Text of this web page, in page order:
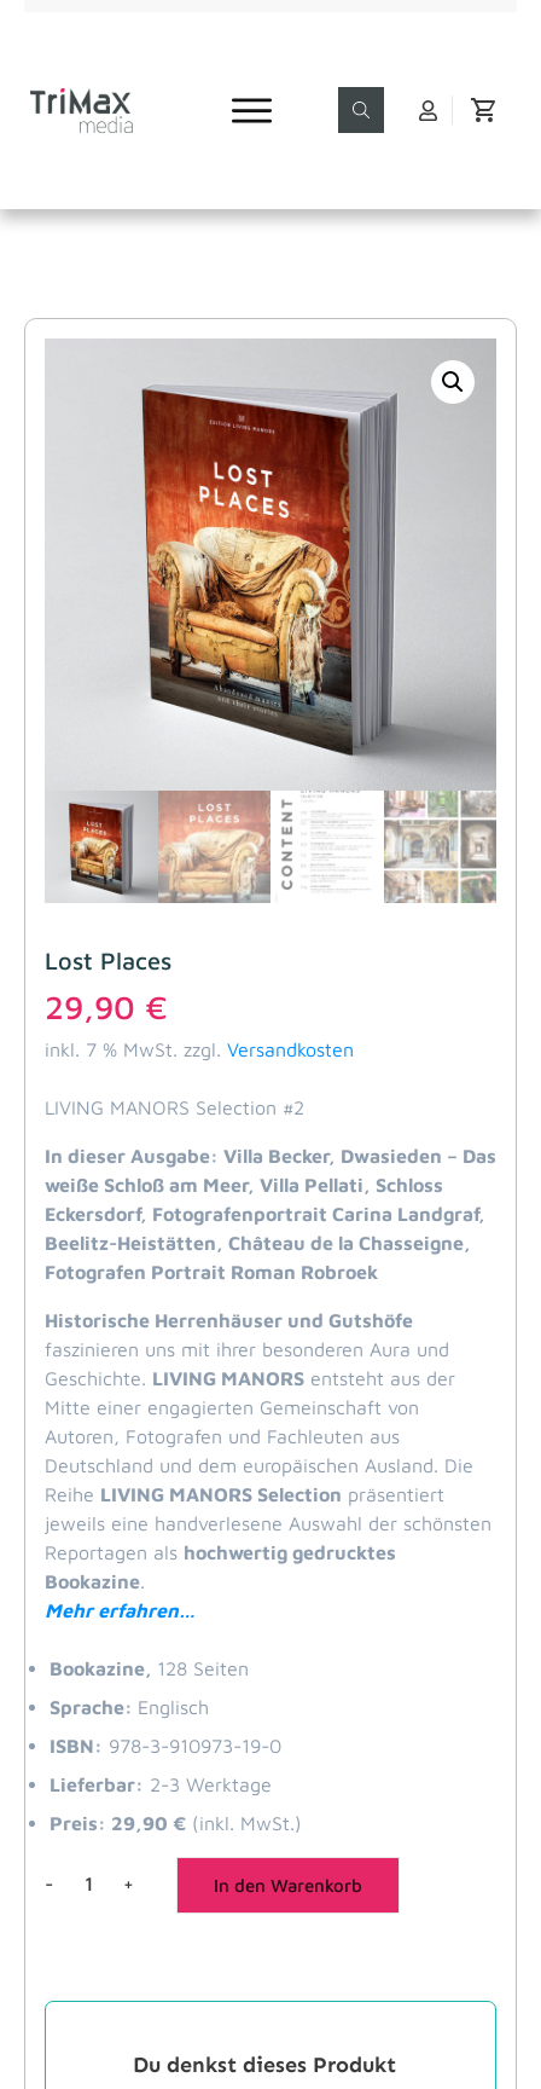
Lost Places
29,90 €
inkl. 7 % MwSt. zzgl. Versandkosten
LIVING MANORS Selection #2
In dieser Ausgabe: Villa Becker, Dwasieden – Das
weiße Schloß am Meer, Villa Pellati, Schloss
Eckersdorf, Fotografenportrait Carina Landgraf,
Beelitz-Heistätten, Château de la Chasseigne,
Fotografen Portrait Roman Robroek
Historische Herrenhäuser und Gutshöfe
faszinieren uns mit ihrer besonderen Aura und
Geschichte. LIVING MANORS entsteht aus der
Mitte einer engagierten Gemeinschaft von
Autoren, Fotografen und Fachleuten aus
Deutschland und dem europäischen Ausland. Die
Reihe LIVING MANORS Selection präsentiert
jeweils eine handverlesene Auswahl der schönsten
Reportagen als hochwertig gedrucktes
Bookazine.
Mehr erfahren…
Bookazine, 128 Seiten
Sprache: Englisch
ISBN: 978-3-910973-19-0
Lieferbar: 2-3 Werktage
Preis: 29,90 € (inkl. MwSt.)
- + In den Warenkorb
Du denkst dieses Produkt